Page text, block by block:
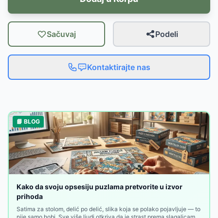
Sačuvaj Podeli
Kontaktirajte nas
📘 BLOG
Kako da svoju opsesiju puzlama pretvorite u izvor
prihoda
Satima za stolom, delić po delić, slika koja se polako pojavljuje — to